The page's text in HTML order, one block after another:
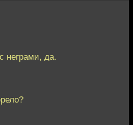
неграми, да.